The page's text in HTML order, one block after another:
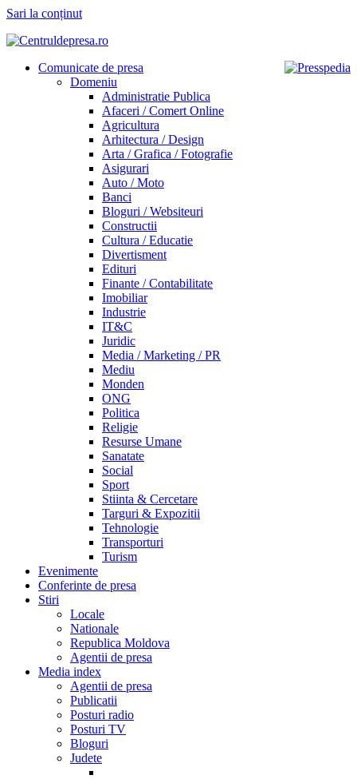
Sari la conținut
Comunicate de presa
Domeniu
Administratie Publica
Afaceri / Comert Online
Agricultura
Arhitectura / Design
Arta / Grafica / Fotografie
Asigurari
Auto / Moto
Banci
Bloguri / Websiteuri
Constructii
Cultura / Educatie
Divertisment
Edituri
Finante / Contabilitate
Imobiliar
Industrie
IT&C
Juridic
Media / Marketing / PR
Mediu
Monden
ONG
Politica
Religie
Resurse Umane
Sanatate
Social
Sport
Stiinta & Cercetare
Targuri & Expozitii
Tehnologie
Transporturi
Turism
Evenimente
Conferinte de presa
Stiri
Locale
Nationale
Republica Moldova
Agentii de presa
Media index
Agentii de presa
Publicatii
Posturi radio
Posturi TV
Bloguri
Judete